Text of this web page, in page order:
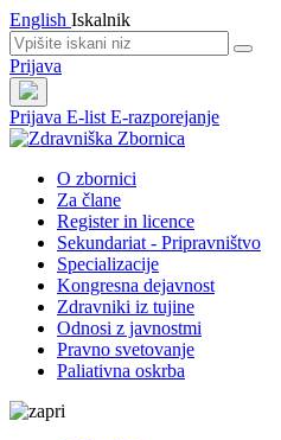
English Iskalnik
Prijava
Prijava E-list E-razporejanje
O zbornici
Za člane
Register in licence
Sekundariat - Pripravništvo
Specializacije
Kongresna dejavnost
Zdravniki iz tujine
Odnosi z javnostmi
Pravno svetovanje
Paliativna oskrba